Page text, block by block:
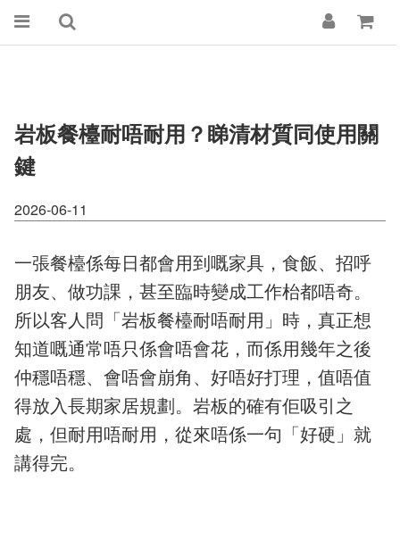
岩板餐檯耐唔耐用？睇清材質同使用關
鍵
2026-06-11
一張餐檯係每日都會用到嘅家具，食飯、招呼
朋友、做功課，甚至臨時變成工作枱都唔奇。
所以客人問「岩板餐檯耐唔耐用」時，真正想
知道嘅通常唔只係會唔會花，而係用幾年之後
仲穩唔穩、會唔會崩角、好唔好打理，值唔值
得放入長期家居規劃。岩板的確有佢吸引之
處，但耐用唔耐用，從來唔係一句「好硬」就
講得完。